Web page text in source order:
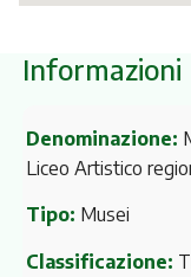
Informazioni
Denominazione:
Liceo Artistico
Tipo: Musei
Classificazione: